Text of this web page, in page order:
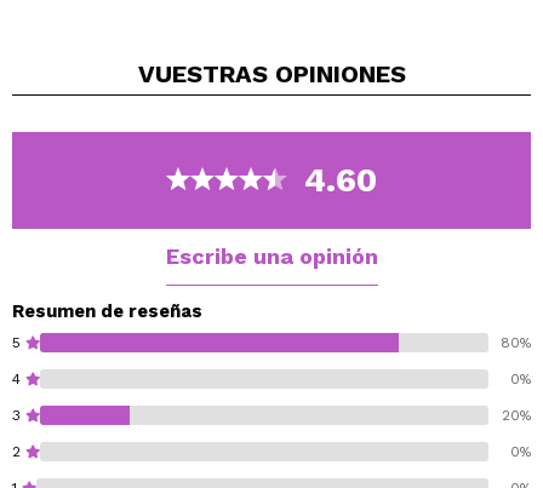
VUESTRAS OPINIONES
4.60
Escribe una opinión
Resumen de reseñas
5 80%
4 0%
3 20%
2 0%